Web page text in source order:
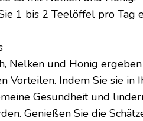
1 bis 2 Teelöffel pro Tag
Nelken und Honig
Vorteilen. Indem Sie sie in
Gesundheit und
Genießen Sie die